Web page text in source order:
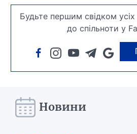
Будьте першим свідком
до спільноти у
Новини